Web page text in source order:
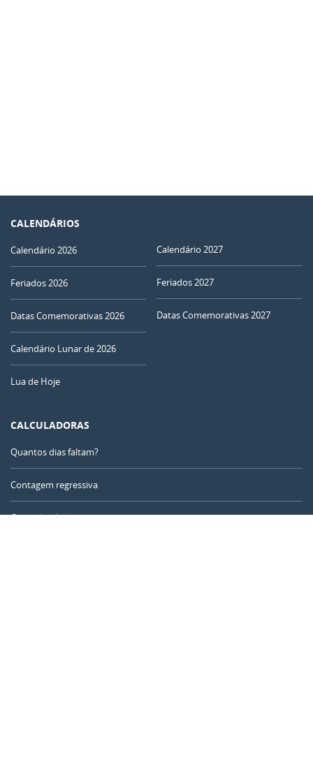
CALENDÁRIOS
Calendário 2026
Feriados 2026
Datas Comemorativas 2026
Calendário Lunar de 2026
Lua de Hoje
Calendário 2027
Feriados 2027
Datas Comemorativas 2027
CALCULADORAS
Quantos dias faltam?
Contagem regressiva
Contador de dias